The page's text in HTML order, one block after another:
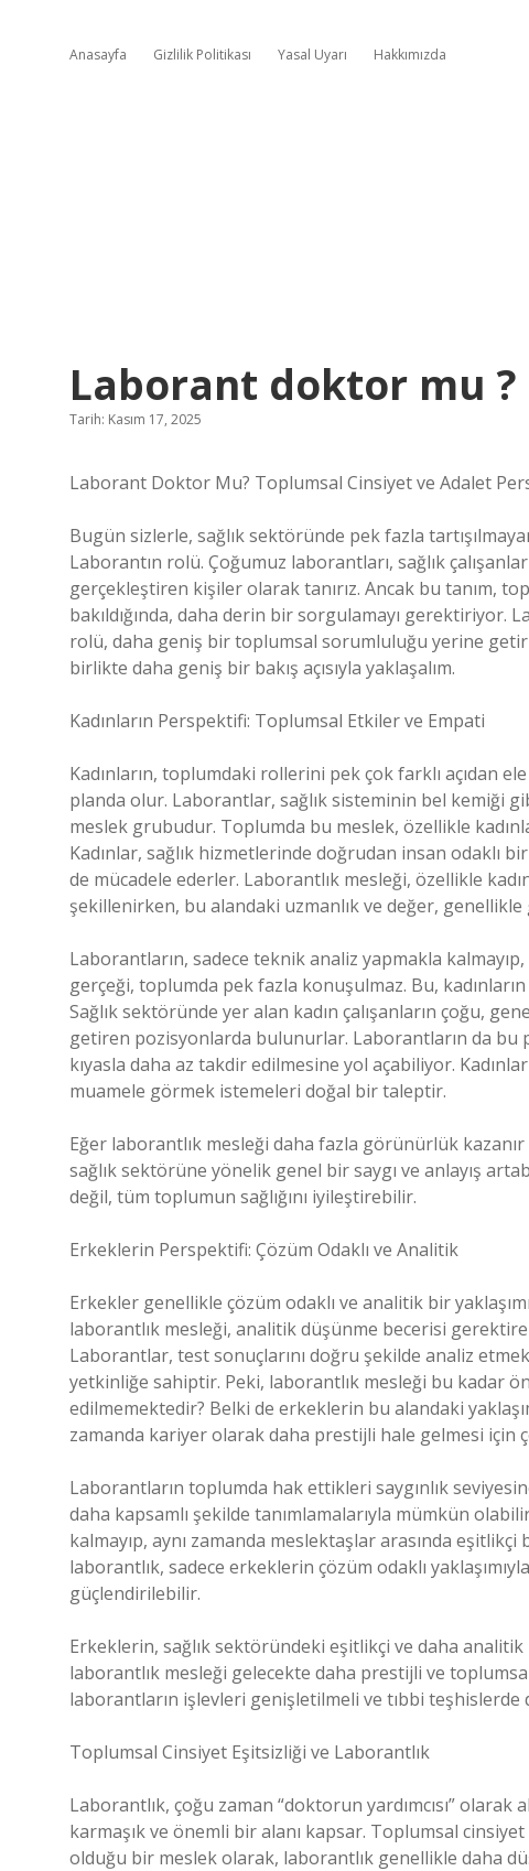
Anasayfa Gizlilik Politikası Yasal Uyarı Hakkımızda
Laborant doktor mu ?
Tarih: Kasım 17, 2025
Laborant Doktor Mu? Toplumsal Cinsiyet ve Adalet
Bugün sizlerle, sağlık sektöründe pek fazla
Laborantın rolü. Çoğumuz laborantları, sağlık
gerçekleştiren kişiler olarak tanırız. Ancak bu tanım,
bakıldığında, daha derin bir sorgulamayı
rolü, daha geniş bir toplumsal sorumluluğu yerine
birlikte daha geniş bir bakış açısıyla yaklaşalım.
Kadınların Perspektifi: Toplumsal Etkiler ve Empati
Kadınların, toplumdaki rollerini pek çok farklı açıdan
planda olur. Laborantlar, sağlık sisteminin bel kemiği
meslek grubudur. Toplumda bu meslek, özellikle
Kadınlar, sağlık hizmetlerinde doğrudan insan odaklı
de mücadele ederler. Laborantlık mesleği, özellikle
şekillenirken, bu alandaki uzmanlık ve değer, genellikle
Laborantların, sadece teknik analiz yapmakla
gerçeği, toplumda pek fazla konuşulmaz. Bu,
Sağlık sektöründe yer alan kadın çalışanların çoğu,
getiren pozisyonlarda bulunurlar. Laborantların da bu
kıyasla daha az takdir edilmesine yol açabiliyor.
muamele görmek istemeleri doğal bir taleptir.
Eğer laborantlık mesleği daha fazla görünürlük
sağlık sektörüne yönelik genel bir saygı ve anlayış
değil, tüm toplumun sağlığını iyileştirebilir.
Erkeklerin Perspektifi: Çözüm Odaklı ve Analitik
Erkekler genellikle çözüm odaklı ve analitik bir
laborantlık mesleği, analitik düşünme becerisi
Laborantlar, test sonuçlarını doğru şekilde analiz
yetkinliğe sahiptir. Peki, laborantlık mesleği bu kadar
edilmemektedir? Belki de erkeklerin bu alandaki
zamanda kariyer olarak daha prestijli hale gelmesi için
Laborantların toplumda hak ettikleri saygınlık
daha kapsamlı şekilde tanımlamalarıyla mümkün
kalmayıp, aynı zamanda meslektaşlar arasında eşitlikçi
laborantlık, sadece erkeklerin çözüm odaklı
güçlendirilebilir.
Erkeklerin, sağlık sektöründeki eşitlikçi ve daha analitik
laborantlık mesleği gelecekte daha prestijli ve
laborantların işlevleri genişletilmeli ve tıbbi teşhislerde
Toplumsal Cinsiyet Eşitsizliği ve Laborantlık
Laborantlık, çoğu zaman “doktorun yardımcısı” olarak
karmaşık ve önemli bir alanı kapsar. Toplumsal
olduğu bir meslek olarak, laborantlık genellikle daha